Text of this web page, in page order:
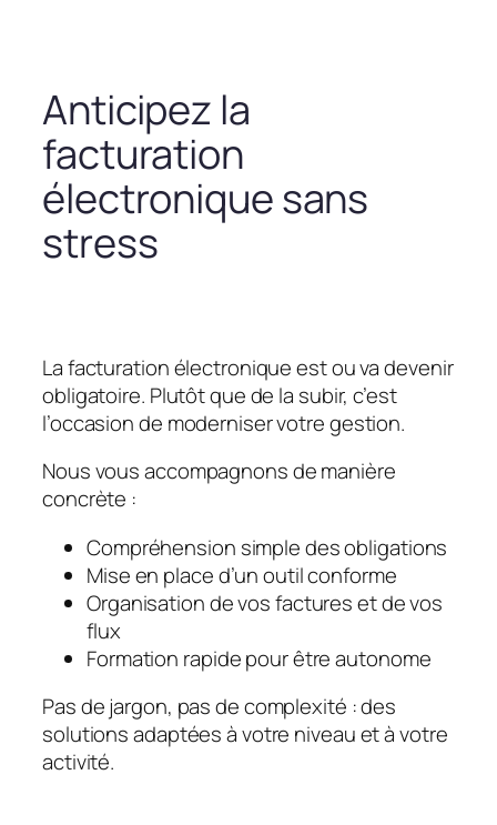
Anticipez la
facturation
électronique sans
stress
La facturation électronique est ou va devenir
obligatoire. Plutôt que de la subir, c’est
l’occasion de moderniser votre gestion.
Nous vous accompagnons de manière
concrète :
Compréhension simple des obligations
Mise en place d’un outil conforme
Organisation de vos factures et de vos
flux
Formation rapide pour être autonome
Pas de jargon, pas de complexité : des
solutions adaptées à votre niveau et à votre
activité.